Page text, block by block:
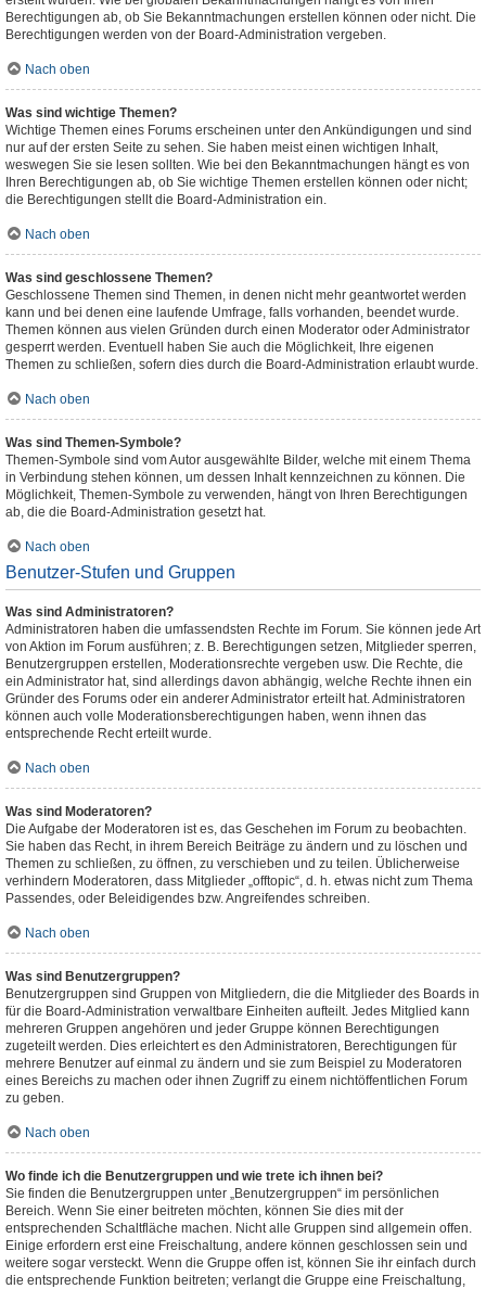
Berechtigungen ab, ob Sie Bekanntmachungen erstellen können oder nicht. Die
Berechtigungen werden von der Board-Administration vergeben.
Nach oben
Was sind wichtige Themen?
Wichtige Themen eines Forums erscheinen unter den Ankündigungen und sind
nur auf der ersten Seite zu sehen. Sie haben meist einen wichtigen Inhalt,
weswegen Sie sie lesen sollten. Wie bei den Bekanntmachungen hängt es von
Ihren Berechtigungen ab, ob Sie wichtige Themen erstellen können oder nicht;
die Berechtigungen stellt die Board-Administration ein.
Nach oben
Was sind geschlossene Themen?
Geschlossene Themen sind Themen, in denen nicht mehr geantwortet werden
kann und bei denen eine laufende Umfrage, falls vorhanden, beendet wurde.
Themen können aus vielen Gründen durch einen Moderator oder Administrator
gesperrt werden. Eventuell haben Sie auch die Möglichkeit, Ihre eigenen
Themen zu schließen, sofern dies durch die Board-Administration erlaubt wurde.
Nach oben
Was sind Themen-Symbole?
Themen-Symbole sind vom Autor ausgewählte Bilder, welche mit einem Thema
in Verbindung stehen können, um dessen Inhalt kennzeichnen zu können. Die
Möglichkeit, Themen-Symbole zu verwenden, hängt von Ihren Berechtigungen
ab, die die Board-Administration gesetzt hat.
Nach oben
Benutzer-Stufen und Gruppen
Was sind Administratoren?
Administratoren haben die umfassendsten Rechte im Forum. Sie können jede Art
von Aktion im Forum ausführen; z. B. Berechtigungen setzen, Mitglieder sperren,
Benutzergruppen erstellen, Moderationsrechte vergeben usw. Die Rechte, die
ein Administrator hat, sind allerdings davon abhängig, welche Rechte ihnen ein
Gründer des Forums oder ein anderer Administrator erteilt hat. Administratoren
können auch volle Moderationsberechtigungen haben, wenn ihnen das
entsprechende Recht erteilt wurde.
Nach oben
Was sind Moderatoren?
Die Aufgabe der Moderatoren ist es, das Geschehen im Forum zu beobachten.
Sie haben das Recht, in ihrem Bereich Beiträge zu ändern und zu löschen und
Themen zu schließen, zu öffnen, zu verschieben und zu teilen. Üblicherweise
verhindern Moderatoren, dass Mitglieder „offtopic“, d. h. etwas nicht zum Thema
Passendes, oder Beleidigendes bzw. Angreifendes schreiben.
Nach oben
Was sind Benutzergruppen?
Benutzergruppen sind Gruppen von Mitgliedern, die die Mitglieder des Boards in
für die Board-Administration verwaltbare Einheiten aufteilt. Jedes Mitglied kann
mehreren Gruppen angehören und jeder Gruppe können Berechtigungen
zugeteilt werden. Dies erleichtert es den Administratoren, Berechtigungen für
mehrere Benutzer auf einmal zu ändern und sie zum Beispiel zu Moderatoren
eines Bereichs zu machen oder ihnen Zugriff zu einem nichtöffentlichen Forum
zu geben.
Nach oben
Wo finde ich die Benutzergruppen und wie trete ich ihnen bei?
Sie finden die Benutzergruppen unter „Benutzergruppen“ im persönlichen
Bereich. Wenn Sie einer beitreten möchten, können Sie dies mit der
entsprechenden Schaltfläche machen. Nicht alle Gruppen sind allgemein offen.
Einige erfordern erst eine Freischaltung, andere können geschlossen sein und
weitere sogar versteckt. Wenn die Gruppe offen ist, können Sie ihr einfach durch
die entsprechende Funktion beitreten; verlangt die Gruppe eine Freischaltung,